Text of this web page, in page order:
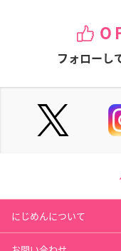
フォローし
にじめんについて